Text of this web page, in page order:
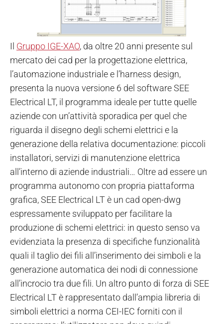
Il Gruppo IGE-XAO, da oltre 20 anni presente sul
mercato dei cad per la progettazione elettrica,
l’automazione industriale e l’harness design,
presenta la nuova versione 6 del software SEE
Electrical LT, il programma ideale per tutte quelle
aziende con un’attività sporadica per quel che
riguarda il disegno degli schemi elettrici e la
generazione della relativa documentazione: piccoli
installatori, servizi di manutenzione elettrica
all’interno di aziende industriali… Oltre ad essere un
programma autonomo con propria piattaforma
grafica, SEE Electrical LT è un cad open-dwg
espressamente sviluppato per facilitare la
produzione di schemi elettrici: in questo senso va
evidenziata la presenza di specifiche funzionalità
quali il taglio dei fili all’inserimento dei simboli e la
generazione automatica dei nodi di connessione
all’incrocio tra due fili. Un altro punto di forza di SEE
Electrical LT è rappresentato dall’ampia libreria di
simboli elettrici a norma CEI-IEC forniti con il